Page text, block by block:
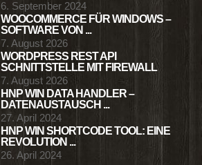
6. September 2024
WOOCOMMERCE FÜR WINDOWS –
SOFTWARE VON ...
7. August 2026
WORDPRESS REST API
SCHNITTSTELLE MIT FIREWALL
7. August 2026
HNP WIN DATA HANDLER –
DATENAUSTAUSCH ...
27. April 2024
HNP WIN SHORTCODE TOOL: EINE
REVOLUTION ...
26. April 2024